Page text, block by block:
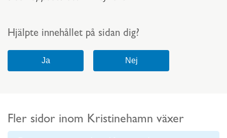
Hjälpte innehållet på sidan dig?
Fler sidor inom Kristinehamn växer